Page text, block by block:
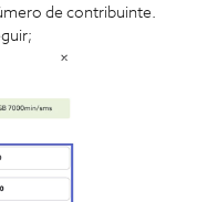
de contribuinte.